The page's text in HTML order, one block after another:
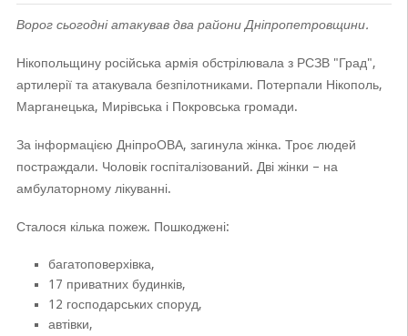
Ворог сьогодні атакував два райони Дніпропетровщини.
Нікопольщину російська армія обстрілювала з РСЗВ "Град",
артилерії та атакувала безпілотниками. Потерпали Нікополь,
Марганецька, Мирівська і Покровська громади.
За інформацією ДніпроОВА, загинула жінка. Троє людей
постраждали. Чоловік госпіталізований. Дві жінки – на
амбулаторному лікуванні.
Сталося кілька пожеж. Пошкоджені:
багатоповерхівка,
17 приватних будинків,
12 господарських споруд,
автівки,